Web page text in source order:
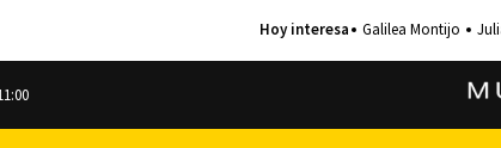
Galilea Montijo